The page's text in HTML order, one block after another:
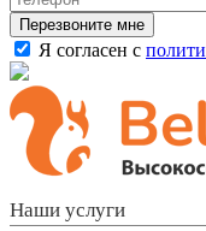
Перезвоните мне
Я согласен с
Наши услуги